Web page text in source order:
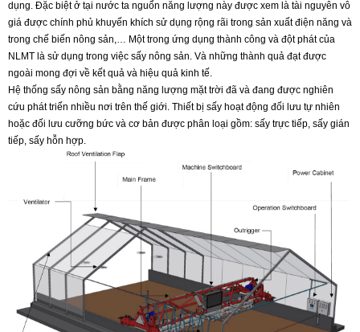
dụng. Đặc biệt ở tại nước ta nguổn năng lượng này được xem là tài nguyên vô
giá được chính phủ khuyến khích sử dụng rộng rãi trong sản xuất điện năng và
trong chế biến nông sản,… Một trong ứng dụng thành công và đột phát của
NLMT là sử dụng trong việc sấy nông sản. Và những thành quả đạt được
ngoài mong đợi về kết quả và hiệu quả kinh tế.
Hệ thống sấy nông sản bằng năng lượng mặt trời đã và đang được nghiên
cứu phát triển nhiều nơi trên thế giới. Thiết bị sấy hoạt động đối lưu tự nhiên
hoặc đối lưu cưỡng bức và cơ bản được phân loại gồm: sấy trực tiếp, sấy gián
tiếp, sấy hỗn hợp.